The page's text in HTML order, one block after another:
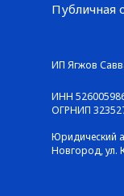
Публичная
ИП Ягжов
ИНН
ОГРНИП
Юридический
Новгород, ул.